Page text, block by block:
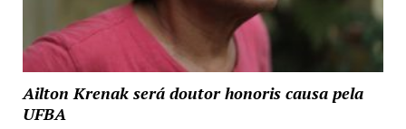
Ailton Krenak será doutor honoris causa pela
UFBA